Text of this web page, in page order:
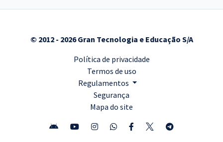
© 2012 - 2026 Gran Tecnologia e Educação S/A
Política de privacidade
Termos de uso
Regulamentos
Segurança
Mapa do site